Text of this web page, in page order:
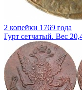
2 копейки 1769 года
Гурт сетчатый. Вес